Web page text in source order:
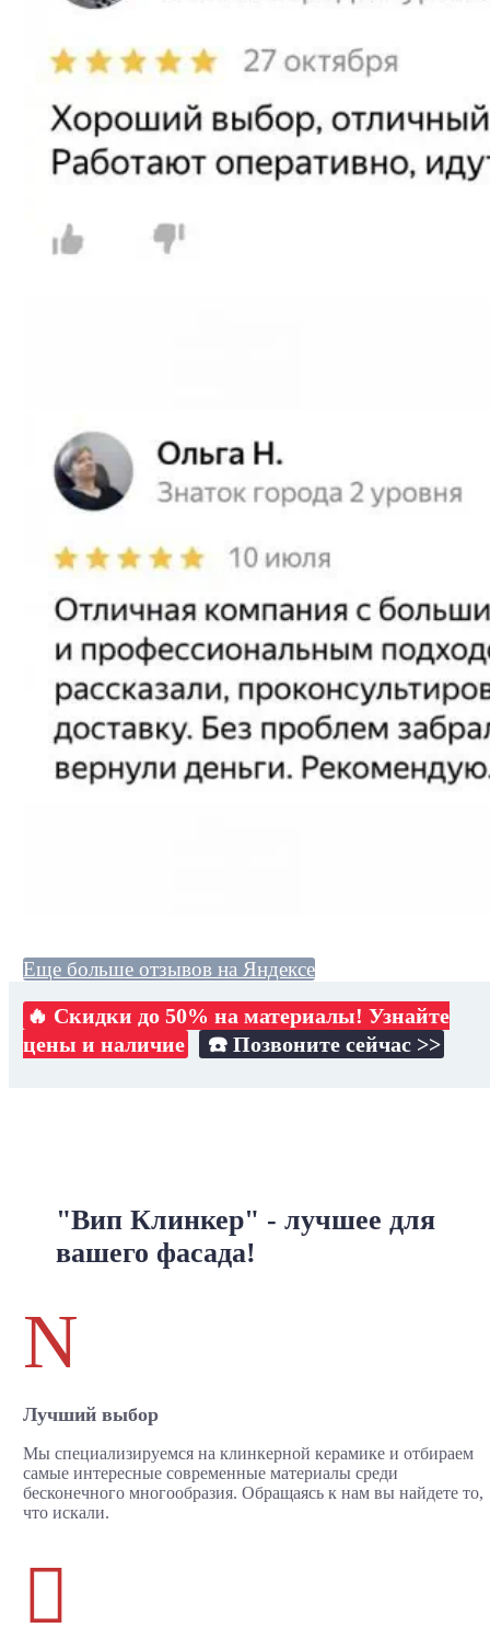
Еще больше отзывов на Яндексе
🔥 Скидки до 50% на материалы! Узнайте
цены и наличие
☎️ Позвоните сейчас >>
"Вип Клинкер" - лучшее для
вашего фасада!
N
Лучший выбор
Мы специализируемся на клинкерной керамике и отбираем
самые интересные современные материалы среди
бесконечного многообразия. Обращаясь к нам вы найдете то,
что искали.
